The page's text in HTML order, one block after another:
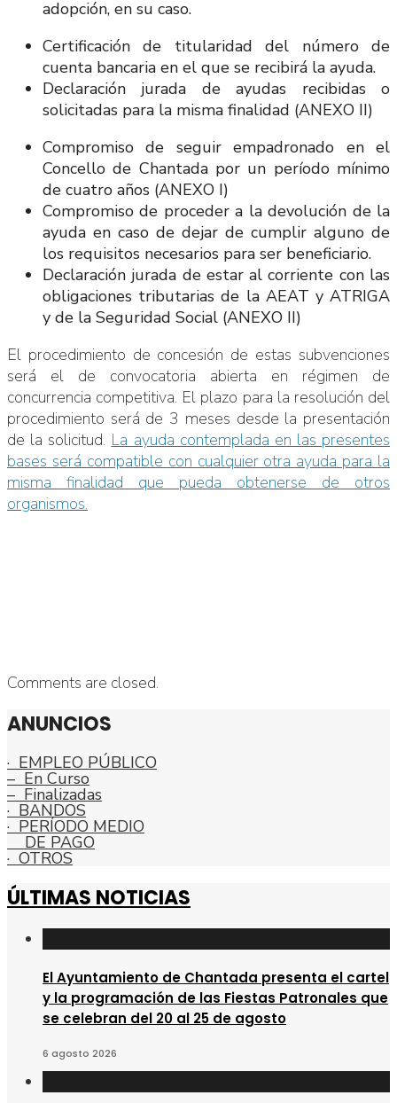
adopción, en su caso.
Certificación de titularidad del número de
cuenta bancaria en el que se recibirá la ayuda.
Declaración jurada de ayudas recibidas o
solicitadas para la misma finalidad (ANEXO II)
Compromiso de seguir empadronado en el
Concello de Chantada por un período mínimo
de cuatro años (ANEXO I)
Compromiso de proceder a la devolución de la
ayuda en caso de dejar de cumplir alguno de
los requisitos necesarios para ser beneficiario.
Declaración jurada de estar al corriente con las
obligaciones tributarias de la AEAT y ATRIGA
y de la Seguridad Social (ANEXO II)
El procedimiento de concesión de estas subvenciones
será el de convocatoria abierta en régimen de
concurrencia competitiva. El plazo para la resolución del
procedimiento será de 3 meses desde la presentación
de la solicitud. La ayuda contemplada en las presentes
bases será compatible con cualquier otra ayuda para la
misma finalidad que pueda obtenerse de otros
organismos.
Comments are closed.
ANUNCIOS
· EMPLEO PÚBLICO
– En Curso
– Finalizadas
· BANDOS
· PERÍODO MEDIO
DE PAGO
· OTROS
ÚLTIMAS NOTICIAS
El Ayuntamiento de Chantada presenta el cartel
y la programación de las Fiestas Patronales que
se celebran del 20 al 25 de agosto
6 agosto 2026